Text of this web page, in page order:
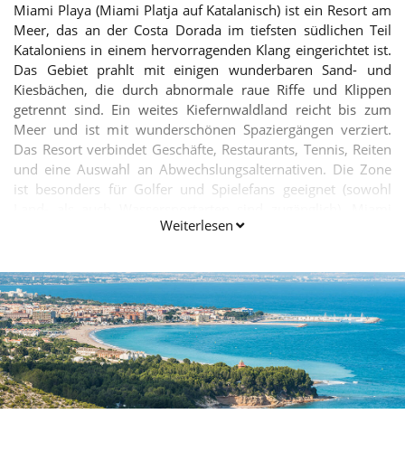
Miami Playa (Miami Platja auf Katalanisch) ist ein Resort am
Meer, das an der Costa Dorada im tiefsten südlichen Teil
Kataloniens in einem hervorragenden Klang eingerichtet ist.
Das Gebiet prahlt mit einigen wunderbaren Sand- und
Kiesbächen, die durch abnormale raue Riffe und Klippen
getrennt sind. Ein weites Kiefernwaldland reicht bis zum
Meer und ist mit wunderschönen Spaziergängen verziert.
Das Resort verbindet Geschäfte, Restaurants, Tennis, Reiten
und eine Auswahl an Abwechslungsalternativen. Die Zone
ist besonders für Golfer und Spielefans geeignet (sowohl
Playa ist effektiv verfügbar, Barcelona ist nur eine
Weiterlesen